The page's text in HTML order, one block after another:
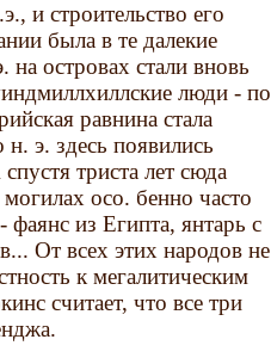
и строительство его
была в те далекие
островах стали вновь
люди - по
равнина стала
э. здесь появились
триста лет сюда
осо. бенно часто
из Египта, янтарь с
От всех этих народов не
к мегалитическим
считает, что все три